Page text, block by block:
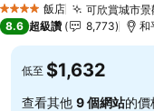
4 星級 飯店 可欣賞城市
8.6 超級讚 8,773 和
低至 $1,632
查看其他 9 個網站的價